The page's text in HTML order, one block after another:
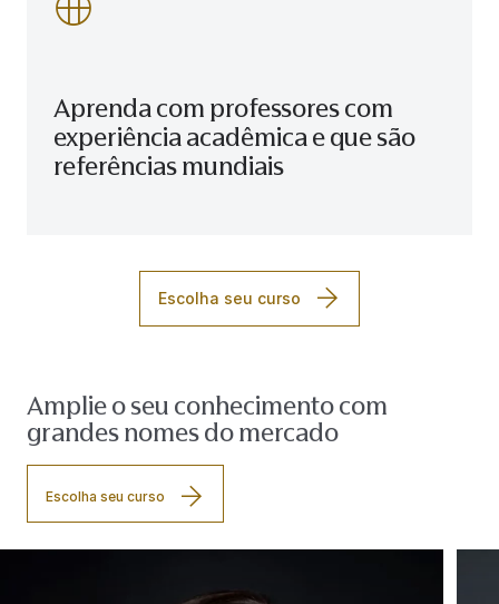
Aprenda com professores com
experiência acadêmica e que são
referências mundiais
Escolha seu curso
Escolha seu curso
Amplie o seu conhecimento com
grandes nomes do mercado